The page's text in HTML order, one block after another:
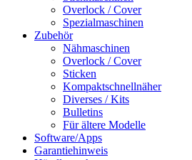
Overlock / Cover
Spezialmaschinen
Zubehör
Nähmaschinen
Overlock / Cover
Sticken
Kompaktschnellnäher
Diverses / Kits
Bulletins
Für ältere Modelle
Software/Apps
Garantiehinweis